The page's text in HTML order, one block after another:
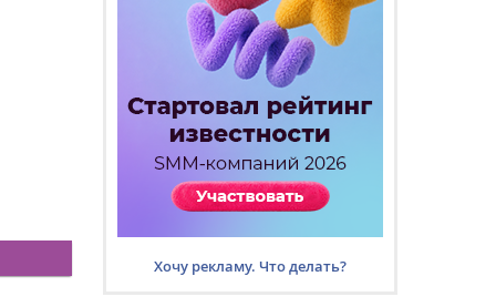
Хочу рекламу. Что делать?